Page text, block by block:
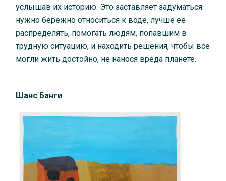
услышав их историю. Это заставляет задуматься:
нужно бережно относиться к воде, лучше её
распределять, помогать людям, попавшим в
трудную ситуацию, и находить решения, чтобы все
могли жить достойно, не нанося вреда планете.
Шанс Банги